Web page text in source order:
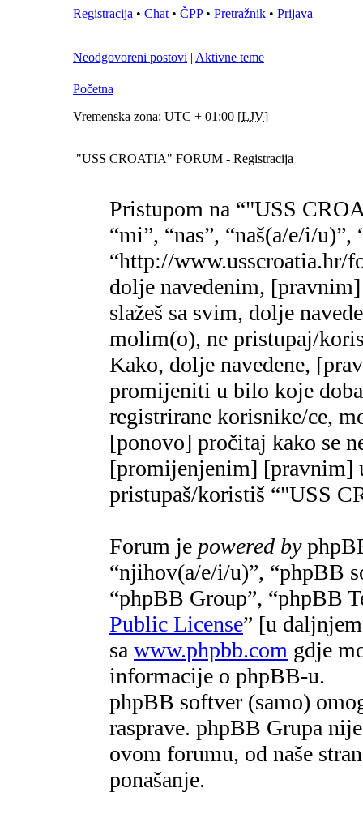
Registracija • Chat • ČPP• Pretražnik • Prijava
Neodgovoreni postovi | Aktivne teme
Početna
Vremenska zona: UTC + 01:00 [LJV]
"USS CROATIA" FORUM - Registracija
Pristupom na “"USS
“mi”, “nas”, “naš(a/e/i/
“http://www.usscroatia.hr/
dolje navedenim,
slažeš sa svim, dolje
molim(o), ne pristupaj/
Kako, dolje navedene,
promijeniti u bilo koje
registrirane korisnike/ce,
[ponovo] pročitaj kako se
[promijenjenim] [pravnim]
pristupaš/koristiš “"USS
Forum je powered by
“njihov(a/e/i/u)”, “phpBB
“phpBB Group”, “phpBB
Public License” [u
sa www.phpbb.com gdje
informacije o phpBB-u.
phpBB softver (samo)
rasprave. phpBB Grupa
ovom forumu, od naše
ponašanje.